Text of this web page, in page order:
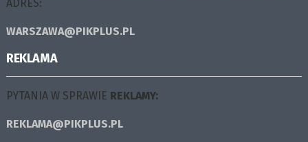
ADRES:
WARSZAWA@PIKPLUS.PL
REKLAMA
PYTANIA W SPRAWIE REKLAMY:
REKLAMA@PIKPLUS.PL